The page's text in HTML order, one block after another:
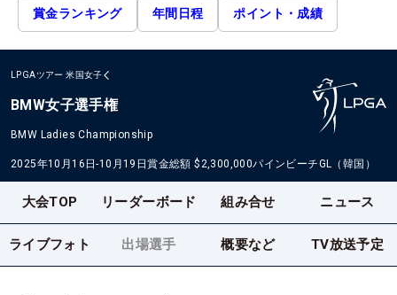
賞金ランキング 年間日程 ポイント・成績
LPGAツアー 米国女子
BMW女子選手権
BMW Ladies Championship
2025年10月16日-10月19日賞金総額 $2,300,000パインビーチGL（韓国）
大会TOP リーダーボード 組み合せ ニュース
ライブフォト 出場選手 概要など TV放送予定